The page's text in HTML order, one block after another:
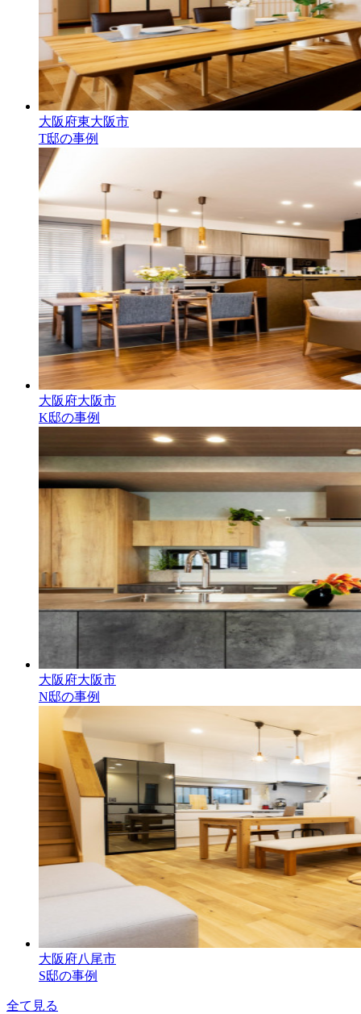
大阪府東大阪市
T邸の事例
大阪府大阪市
K邸の事例
大阪府大阪市
N邸の事例
大阪府八尾市
S邸の事例
全て見る